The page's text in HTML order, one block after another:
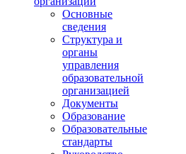
Основные
сведения
Структура и
органы
управления
образовательной
организацией
Документы
Образование
Образовательные
стандарты